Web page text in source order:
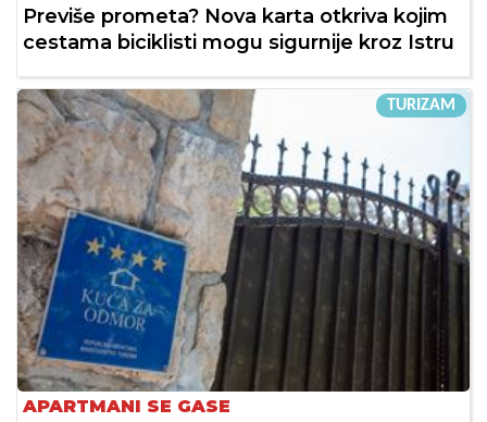
Previše prometa? Nova karta otkriva kojim
cestama biciklisti mogu sigurnije kroz Istru
TURIZAM
APARTMANI SE GASE